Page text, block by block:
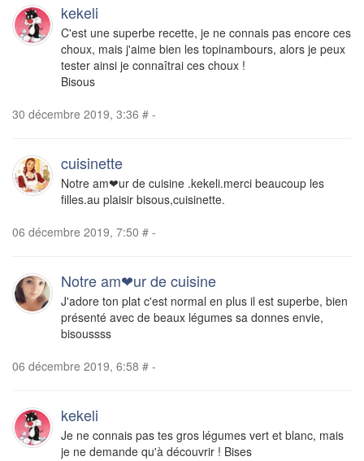
kekeli
C'est une superbe recette, je ne connais pas encore ces
choux, mais j'aime bien les topinambours, alors je peux
tester ainsi je connaîtrai ces choux !
Bisous
30 décembre 2019, 3:36 # -
cuisinette
Notre am❤ur de cuisine .kekeli.merci beaucoup les
filles.au plaisir bisous,cuisinette.
06 décembre 2019, 7:50 # -
Notre am❤ur de cuisine
J'adore ton plat c'est normal en plus il est superbe, bien
présenté avec de beaux légumes sa donnes envie,
bisoussss
06 décembre 2019, 6:58 # -
kekeli
Je ne connais pas tes gros légumes vert et blanc, mais
je ne demande qu'à découvrir ! Bises